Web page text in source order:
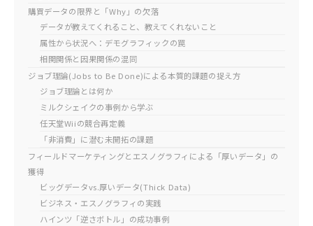
購買データの限界と「Why」の欠落
データが教えてくれること、教えてくれないこと
属性から状況へ：デモグラフィックの罠
相関関係と因果関係の混同
ジョブ理論(Jobs to Be Done)による本質的課題の捉え方
ジョブ理論とは何か
ミルクシェイクの事例から学ぶ
任天堂Wiiの競合再定義
「非消費」に潜む未開拓の課題
フィールドマーケティングとエスノグラフィによる「厚いデータ」の
獲得
ビッグデータvs.厚いデータ(Thick Data)
ビジネス・エスノグラフィの実践
ハインツ「逆さボトル」の成功事例